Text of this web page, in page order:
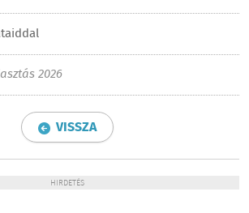
2026
VISSZA
HIRDETÉS